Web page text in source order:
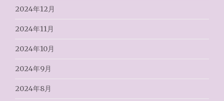
2024年12月
2024年11月
2024年10月
2024年9月
2024年8月